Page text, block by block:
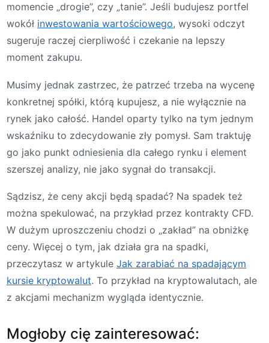
momencie „drogie”, czy „tanie”. Jeśli budujesz portfel
wokół inwestowania wartościowego, wysoki odczyt
sugeruje raczej cierpliwość i czekanie na lepszy
moment zakupu.
Musimy jednak zastrzec, że patrzeć trzeba na wycenę
konkretnej spółki, którą kupujesz, a nie wyłącznie na
rynek jako całość. Handel oparty tylko na tym jednym
wskaźniku to zdecydowanie zły pomysł. Sam traktuję
go jako punkt odniesienia dla całego rynku i element
szerszej analizy, nie jako sygnał do transakcji.
Sądzisz, że ceny akcji będą spadać? Na spadek też
można spekulować, na przykład przez kontrakty CFD.
W dużym uproszczeniu chodzi o „zakład” na obniżkę
ceny. Więcej o tym, jak działa gra na spadki,
przeczytasz w artykule Jak zarabiać na spadającym
kursie kryptowalut. To przykład na kryptowalutach, ale
z akcjami mechanizm wygląda identycznie.
Mogłoby cię zainteresować: